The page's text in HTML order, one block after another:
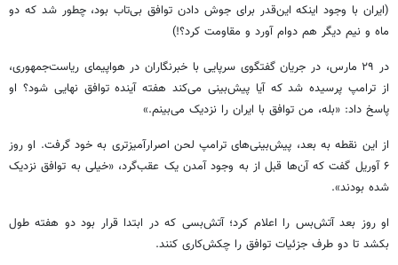
(ایران با وجود اینکه این‌قدر برای جوش دادن توافق بی‌تاب بود، چطور شد که دو
ماه و نیم دیگر هم دوام آورد و مقاومت کرد؟!)
در ۲۹ مارس، در جریان گفتگوی سرپایی با خبرنگاران در هواپیمای ریاست‌جمهوری،
از ترامپ پرسیده شد که آیا پیش‌بینی می‌کند هفته آینده توافق نهایی شود؟ او
پاسخ داد: «بله، من توافق با ایران را نزدیک می‌بینم.»
از این نقطه به بعد، پیش‌بینی‌های ترامپ لحن اصرارآمیزتری به خود گرفت. او روز
۶ آوریل گفت که آن‌ها قبل از به وجود آمدن یک عقب‌گرد، «خیلی به توافق نزدیک
شده بودند».
او روز بعد آتش‌بس را اعلام کرد؛ آتش‌بسی که در ابتدا قرار بود دو هفته طول
بکشد تا دو طرف جزئیات توافق را چکش‌کاری کنند.